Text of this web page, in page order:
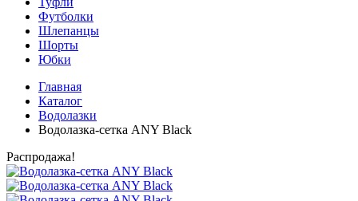
Футболки
Шлепанцы
Шорты
Юбки
Главная
Каталог
Водолазки
Водолазка-сетка ANY Black
Распродажа!